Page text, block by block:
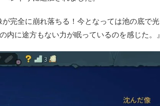
が完全に崩れ落ちる！今となっては池の底で
に途方もない力が眠っているのを感じた。』